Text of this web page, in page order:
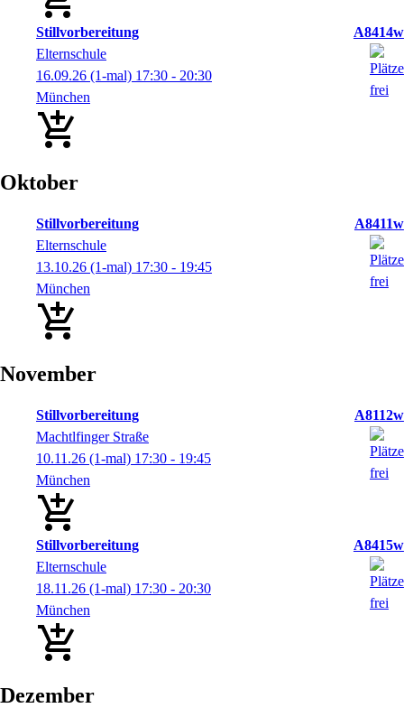
Stillvorbereitung
A8414w
Elternschule
16.09.26 (1-mal) 17:30 - 20:30
München
Oktober
Stillvorbereitung
A8411w
Elternschule
13.10.26 (1-mal) 17:30 - 19:45
München
November
Stillvorbereitung
A8112w
Machtlfinger Straße
10.11.26 (1-mal) 17:30 - 19:45
München
Stillvorbereitung
A8415w
Elternschule
18.11.26 (1-mal) 17:30 - 20:30
München
Dezember